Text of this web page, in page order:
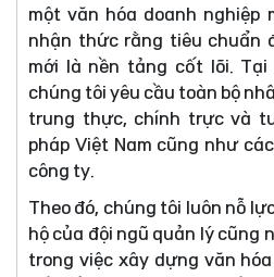
một văn hóa doanh nghiệp
nhận thức rằng tiêu chuẩn
mới là nền tảng cốt lõi.
chúng tôi yêu cầu toàn bộ
trung thực, chính trực và
pháp Việt Nam cũng như
công ty.
Theo đó, chúng tôi luôn nỗ
hộ của đội ngũ quản lý cũng
trong việc xây dựng văn